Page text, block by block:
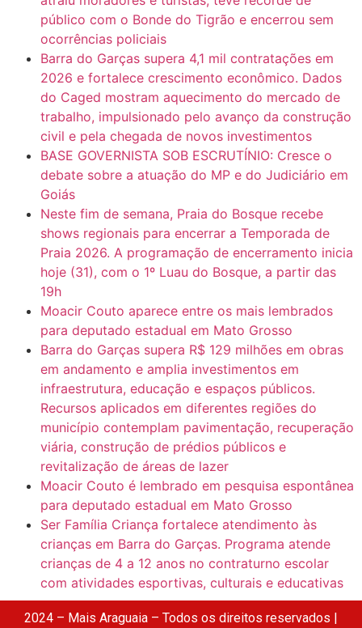
público com o Bonde do Tigrão e encerrou sem
ocorrências policiais
Barra do Garças supera 4,1 mil contratações em
2026 e fortalece crescimento econômico. Dados
do Caged mostram aquecimento do mercado de
trabalho, impulsionado pelo avanço da construção
civil e pela chegada de novos investimentos
BASE GOVERNISTA SOB ESCRUTÍNIO: Cresce o
debate sobre a atuação do MP e do Judiciário em
Goiás
Neste fim de semana, Praia do Bosque recebe
shows regionais para encerrar a Temporada de
Praia 2026. A programação de encerramento inicia
hoje (31), com o 1º Luau do Bosque, a partir das
19h
Moacir Couto aparece entre os mais lembrados
para deputado estadual em Mato Grosso
Barra do Garças supera R$ 129 milhões em obras
em andamento e amplia investimentos em
infraestrutura, educação e espaços públicos.
Recursos aplicados em diferentes regiões do
município contemplam pavimentação, recuperação
viária, construção de prédios públicos e
revitalização de áreas de lazer
Moacir Couto é lembrado em pesquisa espontânea
para deputado estadual em Mato Grosso
Ser Família Criança fortalece atendimento às
crianças em Barra do Garças. Programa atende
crianças de 4 a 12 anos no contraturno escolar
com atividades esportivas, culturais e educativas
2024 – Mais Araguaia – Todos os direitos reservados |